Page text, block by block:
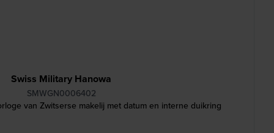
Swiss Military Hanowa
SMWGN0006402
van Zwitserse makelij met datum en interne duikring